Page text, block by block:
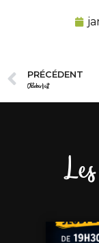
PRÉCÉDENT
Oktoberfest